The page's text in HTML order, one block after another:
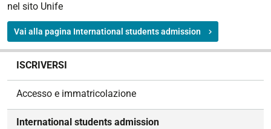
nel sito Unife
Vai alla pagina International students admission
ISCRIVERSI
Accesso e immatricolazione
International students admission